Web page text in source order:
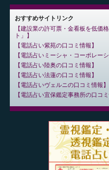
おすすめサイトリンク
建設業の許可票・金看板を低価
ト」
電話占い紫苑の口コミ情報
電話占いミーシャ・コーポレー
電話占い陸奥の口コミ情報
電話占い法蓮の口コミ情報
電話占いヴェルニの口コミ情報
電話占い宜保鑑定事務所の口コ